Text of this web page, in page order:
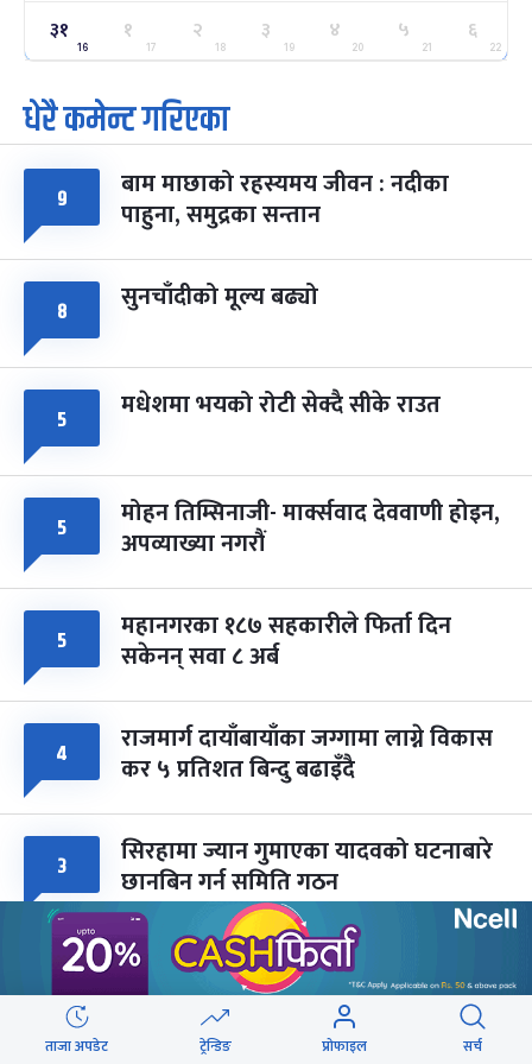
२५
मंगल
ग्याल्पो ल्होसार
फाल्गुन २५, २०८३ Mar 9, 2027
७ महिना बाँकी
७
आइत
पूर्णिमा व्रत
चैत्र ७, २०८३-Mar 21, 2027
८ फागुपूर्णिमा
चैत्र ८, २०८३-Mar 22, 2027
७ महिना बाँकी
३१
16
१
17
२
18
३
19
४
20
५
21
६
22
धेरै कमेन्ट गरिएका
९ बाम माछाको रहस्यमय जीवन : नदीका
पाहुना, समुद्रका सन्तान
८ सुनचाँदीको मूल्य बढ्यो
५ मधेशमा भयको रोटी सेक्दै सीके राउत
५ मोहन तिम्सिनाजी- मार्क्सवाद देववाणी होइन,
अपव्याख्या नगरौं
५ महानगरका १८७ सहकारीले फिर्ता दिन
सकेनन् सवा ८ अर्ब
४ राजमार्ग दायाँबायाँका जग्गामा लाग्ने विकास
कर ५ प्रतिशत बिन्दु बढाइँदै
३ सिरहामा ज्यान गुमाएका यादवको घटनाबारे
छानबिन गर्न समिति गठन
वेबस्टोरिज
ताजा अपडेट ट्रेन्डिङ प्रोफाइल सर्च